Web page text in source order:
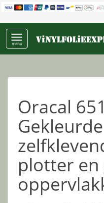
menu
Oracal
Gekleurde
plotter en